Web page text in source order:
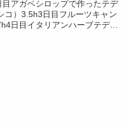
アガベシロップで作ったテデ
コ）3.5h3日目フルーツキャン
日目イタリアンハーブテディ